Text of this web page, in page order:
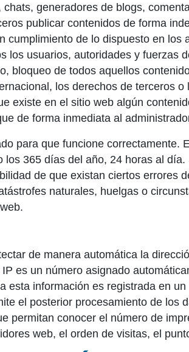
generadores de blogs,
publicar contenidos de forma
cumplimiento de lo dispuesto en los
los usuarios, autoridades y fuerzas
bloqueo de todos aquellos
los derechos de terceros o
existe en el sitio web algún
de forma inmediata al
para que funcione correctamente.
365 días del año, 24 horas al día.
de que existan ciertos errores
naturales, huelgas o
de manera automática la
es un número asignado
esta información es registrada en
el posterior procesamiento de los
permitan conocer el número de
web, el orden de visitas, el